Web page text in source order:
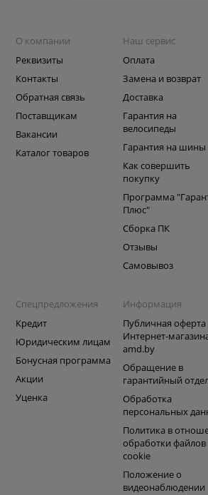
О компании
Реквизиты
Контакты
Обратная связь
Поставщикам
Вакансии
Каталог товаров
Наш сервис
Оплата
Замена и возврат
Доставка
Гарантия на
велосипеды
Гарантия на шины
Как совершить
покупку
Программа
Плюс"
Сборка ПК
Отзывы
Самовывоз
Спецпредложения
Кредит
Юридическим лицам
Бонусная программа
Акции
Уценка
Информация
Публичная оферта
Интернет-
amd.by
Обращение в
гарантийный
Обработка
персональных
Политика в
обработки файлов
cookie
Положение о
видеонаблюдении